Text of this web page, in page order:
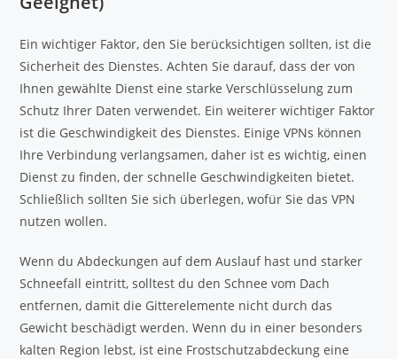
Ein wichtiger Faktor, den Sie berücksichtigen sollten, ist die
Sicherheit des Dienstes. Achten Sie darauf, dass der von
Ihnen gewählte Dienst eine starke Verschlüsselung zum
Schutz Ihrer Daten verwendet. Ein weiterer wichtiger Faktor
ist die Geschwindigkeit des Dienstes. Einige VPNs können
Ihre Verbindung verlangsamen, daher ist es wichtig, einen
Dienst zu finden, der schnelle Geschwindigkeiten bietet.
Schließlich sollten Sie sich überlegen, wofür Sie das VPN
nutzen wollen.
Wenn du Abdeckungen auf dem Auslauf hast und starker
Schneefall eintritt, solltest du den Schnee vom Dach
entfernen, damit die Gitterelemente nicht durch das
Gewicht beschädigt werden. Wenn du in einer besonders
kalten Region lebst, ist eine Frostschutzabdeckung eine